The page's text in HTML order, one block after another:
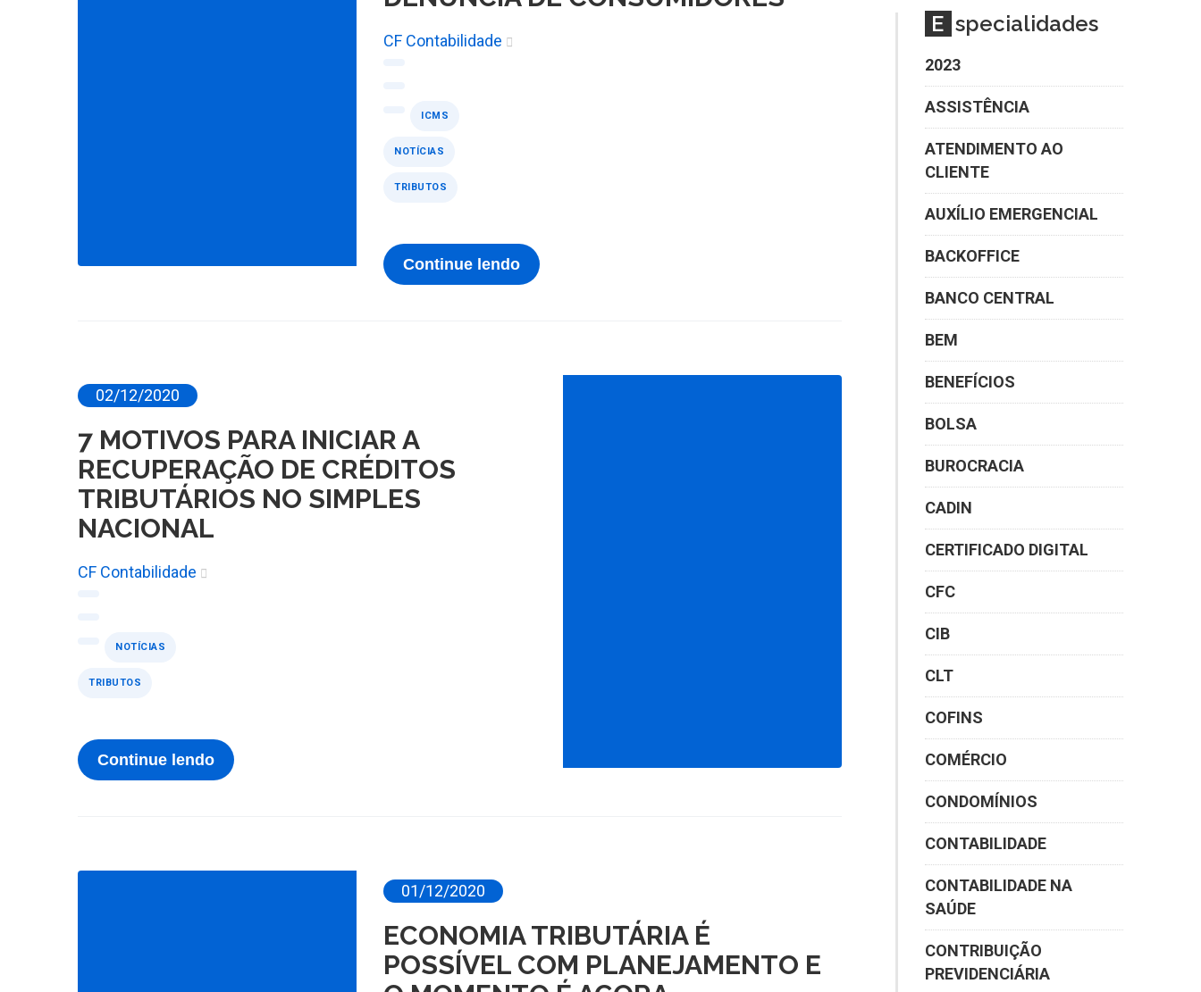
CF Contabilidade
ICMS
NOTÍCIAS
TRIBUTOS
Continue lendo
02/12/2020
7 MOTIVOS PARA INICIAR A
RECUPERAÇÃO DE CRÉDITOS
TRIBUTÁRIOS NO SIMPLES
NACIONAL
CF Contabilidade
NOTÍCIAS
TRIBUTOS
Continue lendo
01/12/2020
ECONOMIA TRIBUTÁRIA É
POSSÍVEL COM PLANEJAMENTO E
E specialidades
2023
ASSISTÊNCIA
ATENDIMENTO AO
CLIENTE
AUXÍLIO EMERGENCIAL
BACKOFFICE
BANCO CENTRAL
BEM
BENEFÍCIOS
BOLSA
BUROCRACIA
CADIN
CERTIFICADO DIGITAL
CFC
CIB
CLT
COFINS
COMÉRCIO
CONDOMÍNIOS
CONTABILIDADE
CONTABILIDADE NA
SAÚDE
CONTRIBUIÇÃO
PREVIDENCIÁRIA